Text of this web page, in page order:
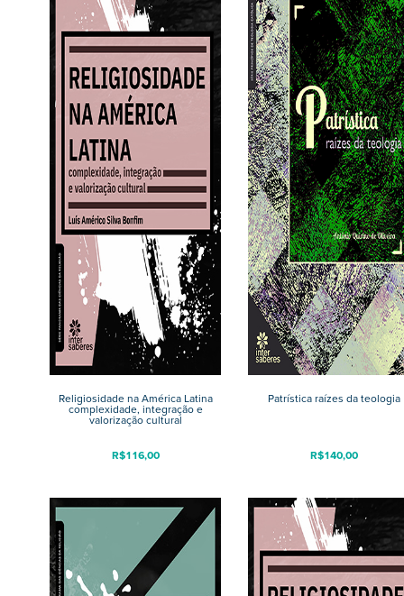
Religiosidade na América Latina
complexidade, integração e
valorização cultural
R$116,00
Patrística raízes da teologia
R$140,00